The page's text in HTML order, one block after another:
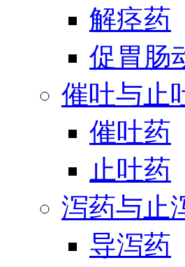
解痉药
促胃肠
催吐与止
催吐药
止吐药
泻药与止
导泻药